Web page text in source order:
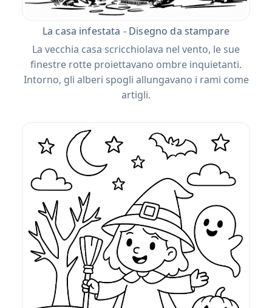
La casa infestata - Disegno da stampare
La vecchia casa scricchiolava nel vento, le sue
finestre rotte proiettavano ombre inquietanti.
Intorno, gli alberi spogli allungavano i rami come
artigli.